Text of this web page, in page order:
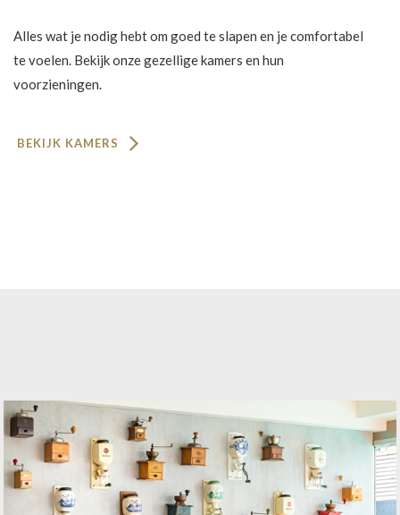
Alles wat je nodig hebt om goed te slapen en je comfortabel
te voelen. Bekijk onze gezellige kamers en hun
voorzieningen.
BEKIJK KAMERS